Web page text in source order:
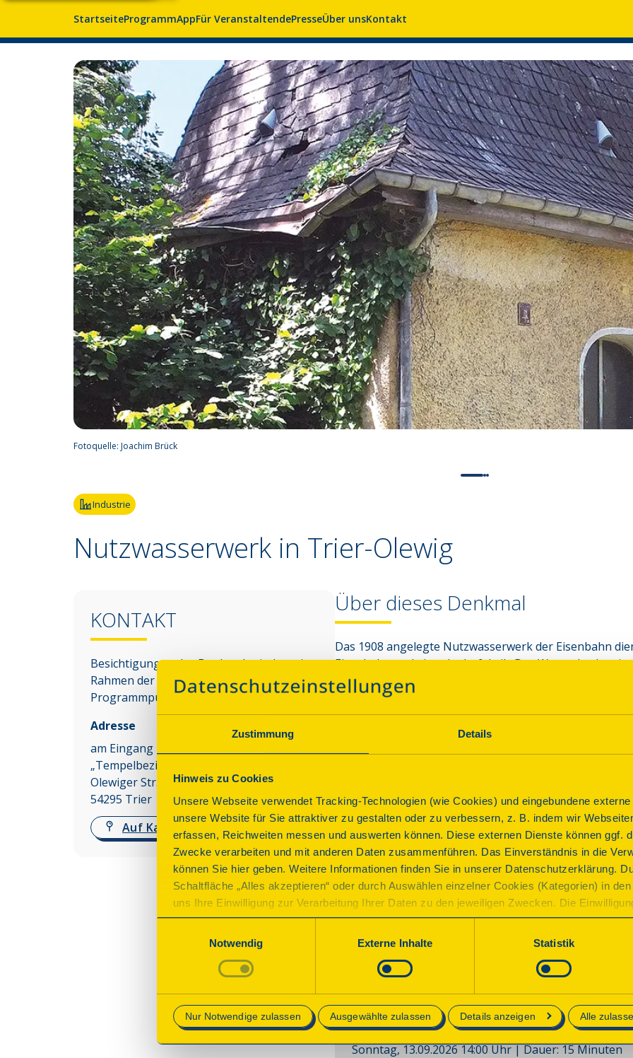
Zustimmung Details
Hinweis zu Cookies
Unsere Webseite verwendet Tracking-Technologien (wie Cookies) und eingebundene
unsere Website für Sie attraktiver zu gestalten oder zu verbessern, z. B. indem wir
erfassen, Reichweiten messen und auswerten können. Diese externen Dienste können ggf.
Zwecke verarbeiten und mit anderen Daten zusammenführen. Das Einverständnis in die
können Sie hier geben. Weitere Informationen finden Sie in unserer Datenschutzerklärung.
Schaltfläche „Alles akzeptieren“ oder durch Auswählen einzelner Cookies (Kategorien) in
uns Ihre Einwilligung zur Verarbeitung Ihrer Daten zu den jeweiligen Zwecken. Die
des Onlineangebots nicht erforderlich und kann jederzeit aktualisiert oder widerrufen
mit „Speichern“ bestätigen, werden nur essenzielle Cookies auf der Webseite gesetzt, die
Notwendig
Externe Inhalte Statistik
Nur Notwendige zulassen Ausgewählte zulassen Details anzeigen Alle
StartseiteProgrammAppFür VeranstaltendePresseÜber unsKontakt
Fotoquelle: Joachim Brück
Industrie
Nutzwasserwerk in Trier-Olewig
KONTAKT
Besichtigungen des Denkmals sind nur im
Rahmen der angebotenen
Programmpunkte möglich.
Adresse
am Eingang zum Kleingartenverein
„Tempelbezirk“
Olewiger Str.
54295 Trier
Auf Karte anzeigen
Über dieses Denkmal
Das 1908 angelegte Nutzwasserwerk der Eisenbahn
Eisenbahn und einer Lederfabrik. Das Wasserbecken
Kammern zusammengesetzt. Das Schieberhaus ist
gestaltet, hat kleine vergitterte Fenster und gipfelt in
Kammern sind kniehoch mit Schlamm gefüllt. Eines
Parkplatz
Programm
Das Nutzwasserwerk in Olewig
Zeiten
Sonntag, 13.09.2026 11:00 Uhr| Dauer:15Minuten
Sonntag, 13.09.2026 12:00 Uhr| Dauer:15 Minuten
Sonntag, 13.09.2026 13:00 Uhr| Dauer:15Minuten
Sonntag, 13.09.2026 14:00 Uhr| Dauer:15Minuten